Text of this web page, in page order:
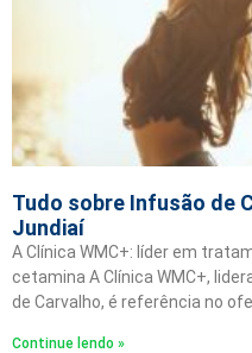
Tudo sobre Infusão de
Jundiaí
A Clínica WMC+: líder em
cetamina A Clínica WMC+,
de Carvalho, é referência no
Continue lendo »